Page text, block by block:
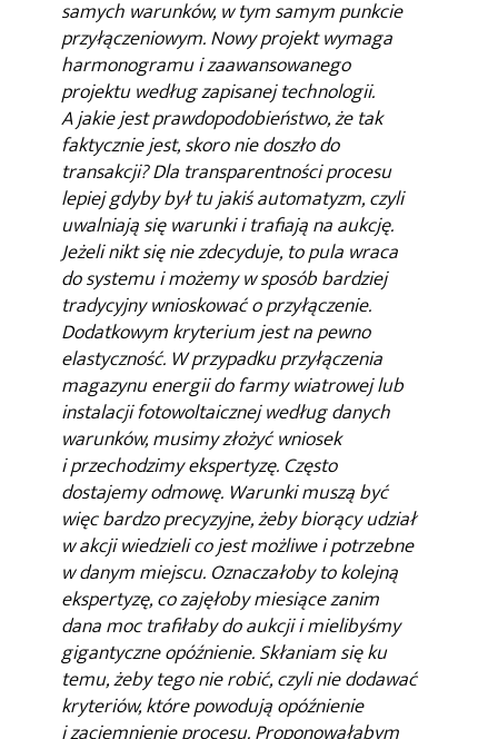
samych warunków, w tym samym punkcie
przyłączeniowym. Nowy projekt wymaga
harmonogramu i zaawansowanego
projektu według zapisanej technologii.
A jakie jest prawdopodobieństwo, że tak
faktycznie jest, skoro nie doszło do
transakcji? Dla transparentności procesu
lepiej gdyby był tu jakiś automatyzm, czyli
uwalniają się warunki i trafiają na aukcję.
Jeżeli nikt się nie zdecyduje, to pula wraca
do systemu i możemy w sposób bardziej
tradycyjny wnioskować o przyłączenie.
Dodatkowym kryterium jest na pewno
elastyczność. W przypadku przyłączenia
magazynu energii do farmy wiatrowej lub
instalacji fotowoltaicznej według danych
warunków, musimy złożyć wniosek
i przechodzimy ekspertyzę. Często
dostajemy odmowę. Warunki muszą być
więc bardzo precyzyjne, żeby biorący udział
w akcji wiedzieli co jest możliwe i potrzebne
w danym miejscu. Oznaczałoby to kolejną
ekspertyzę, co zajęłoby miesiące zanim
dana moc trafiłaby do aukcji i mielibyśmy
gigantyczne opóźnienie. Skłaniam się ku
temu, żeby tego nie robić, czyli nie dodawać
kryteriów, które powodują opóźnienie